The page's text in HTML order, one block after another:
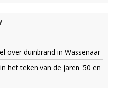
over duinbrand in Wassenaar
het teken van de jaren '50 en